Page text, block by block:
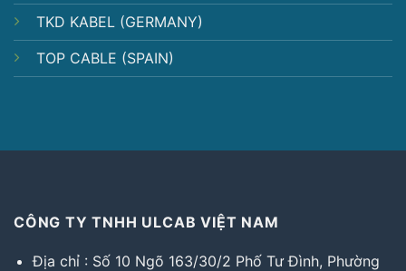
TKD KABEL (GERMANY)
TOP CABLE (SPAIN)
CÔNG TY TNHH ULCAB VIỆT NAM
Địa chỉ : Số 10 Ngõ 163/30/2 Phố Tư Đình, Phường